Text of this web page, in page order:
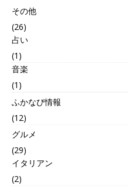
その他
(26)
占い
(1)
音楽
(1)
ふかなび情報
(12)
グルメ
(29)
イタリアン
(2)